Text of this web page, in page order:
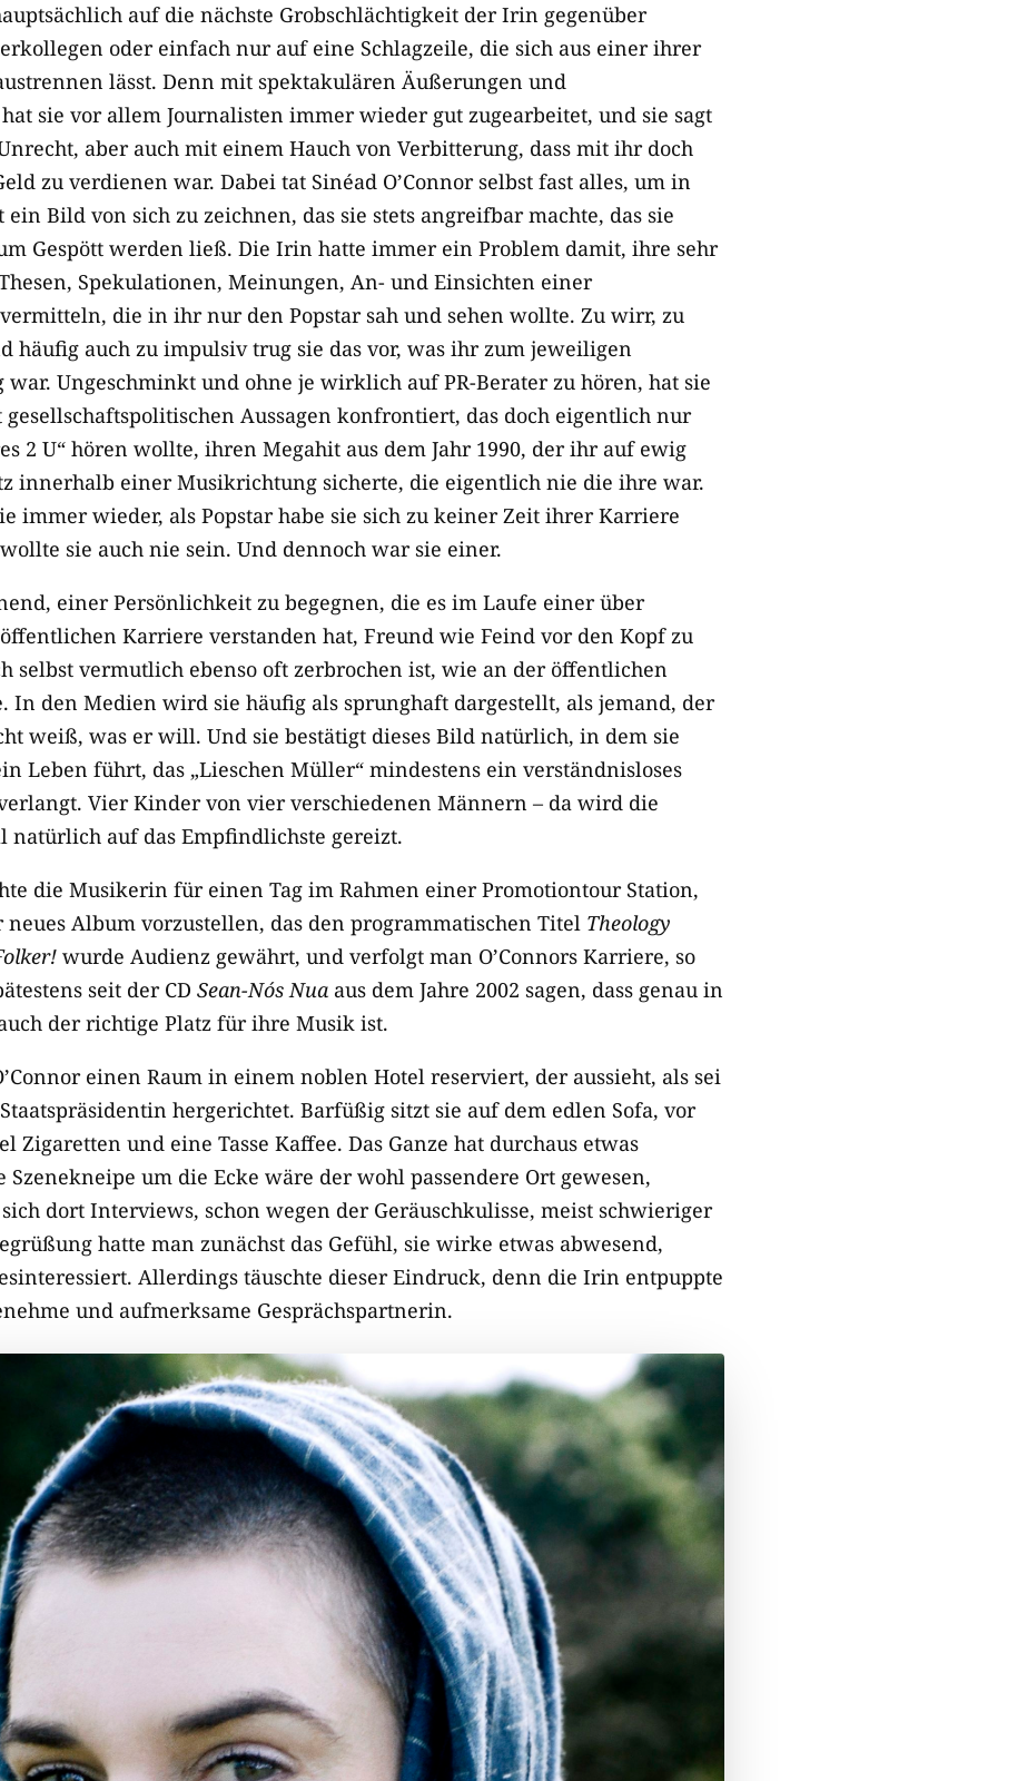
auf die nächste Grobschlächtigkeit der Irin gegenüber
oder einfach nur auf eine Schlagzeile, die sich aus einer ihrer
lässt. Denn mit spektakulären Äußerungen und
sie vor allem Journalisten immer wieder gut zugearbeitet, und sie sagt
aber auch mit einem Hauch von Verbitterung, dass mit ihr doch
zu verdienen war. Dabei tat Sinéad O’Connor selbst fast alles, um in
Bild von sich zu zeichnen, das sie stets angreifbar machte, das sie
Gespött werden ließ. Die Irin hatte immer ein Problem damit, ihre sehr
Spekulationen, Meinungen, An- und Einsichten einer
die in ihr nur den Popstar sah und sehen wollte. Zu wirr, zu
häufig auch zu impulsiv trug sie das vor, was ihr zum jeweiligen
Ungeschminkt und ohne je wirklich auf PR-Berater zu hören, hat sie
Aussagen konfrontiert, das doch eigentlich nur
2 U“ hören wollte, ihren Megahit aus dem Jahr 1990, der ihr auf ewig
innerhalb einer Musikrichtung sicherte, die eigentlich nie die ihre war.
immer wieder, als Popstar habe sie sich zu keiner Zeit ihrer Karriere
sie auch nie sein. Und dennoch war sie einer.
einer Persönlichkeit zu begegnen, die es im Laufe einer über
Karriere verstanden hat, Freund wie Feind vor den Kopf zu
selbst vermutlich ebenso oft zerbrochen ist, wie an der öffentlichen
In den Medien wird sie häufig als sprunghaft dargestellt, als jemand, der
weiß, was er will. Und sie bestätigt dieses Bild natürlich, in dem sie
Leben führt, das „Lieschen Müller“ mindestens ein verständnisloses
Vier Kinder von vier verschiedenen Männern – da wird die
natürlich auf das Empfindlichste gereizt.
die Musikerin für einen Tag im Rahmen einer Promotiontour Station,
neues Album vorzustellen, das den programmatischen Titel Theology
wurde Audienz gewährt, und verfolgt man O’Connors Karriere, so
seit der CD Sean-Nós Nua aus dem Jahre 2002 sagen, dass genau in
der richtige Platz für ihre Musik ist.
einen Raum in einem noblen Hotel reserviert, der aussieht, als sei
hergerichtet. Barfüßig sitzt sie auf dem edlen Sofa, vor
Zigaretten und eine Tasse Kaffee. Das Ganze hat durchaus etwas
um die Ecke wäre der wohl passendere Ort gewesen,
dort Interviews, schon wegen der Geräuschkulisse, meist schwieriger
hatte man zunächst das Gefühl, sie wirke etwas abwesend,
Allerdings täuschte dieser Eindruck, denn die Irin entpuppte
und aufmerksame Gesprächspartnerin.